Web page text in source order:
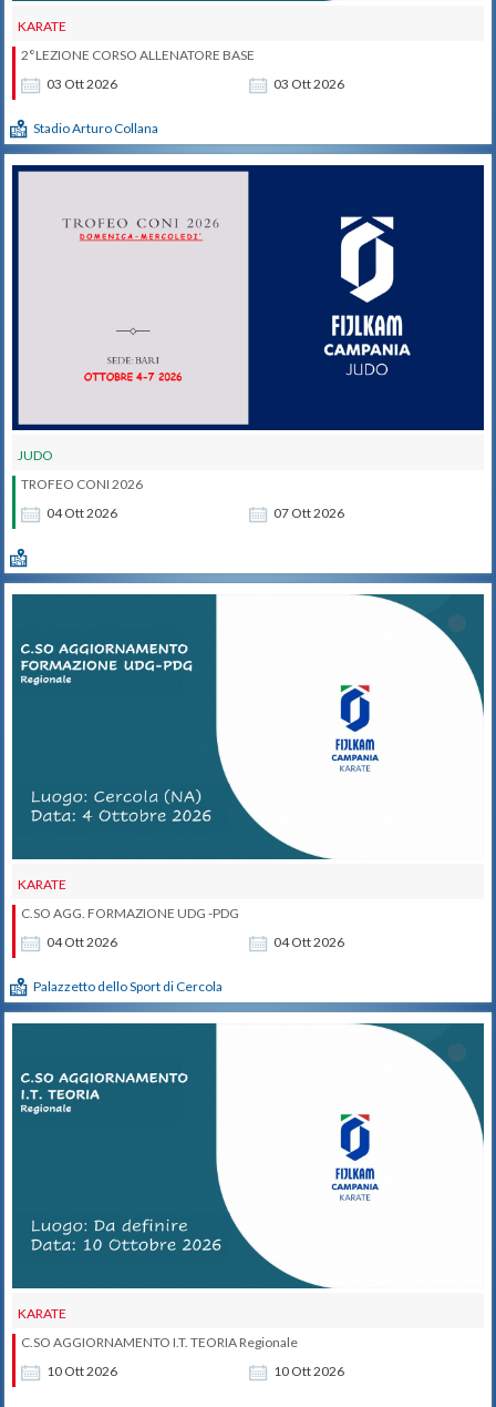
KARATE
03 Ott2026 03 Ott2026
2°LEZIONE CORSO ALLENATORE BASE
Stadio Arturo Collana
JUDO
04 Ott2026 07 Ott2026
TROFEO CONI 2026
KARATE
04 Ott2026 04Ott2026
C.SO AGG. FORMAZIONE UDG -PDG
Palazzetto dello Sport di Cercola
KARATE
10 Ott2026 10 Ott2026
C.SO AGGIORNAMENTO I.T. TEORIA Regionale